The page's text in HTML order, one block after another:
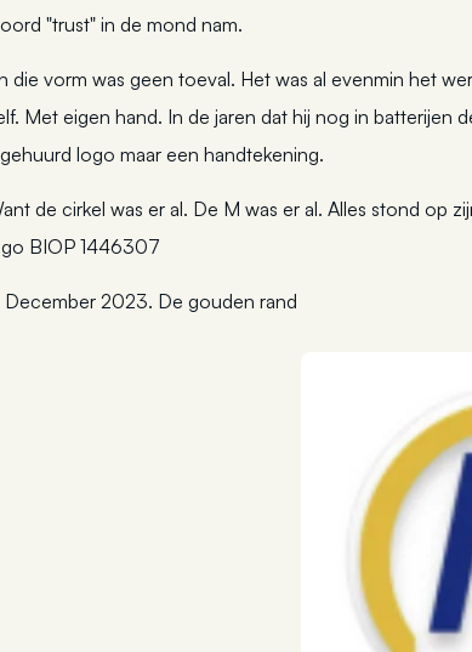
"trust" in de mond nam.
die vorm was geen toeval. Het was al evenmin het
Met eigen hand. In de jaren dat hij nog in batterijen
logo maar een handtekening.
de cirkel was er al. De M was er al. Alles stond op
BIOP 1446307
December 2023. De gouden rand